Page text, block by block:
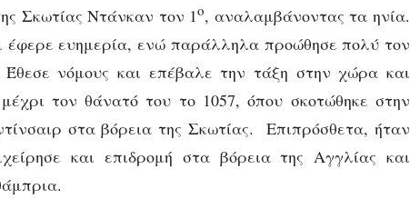
Σκωτίας Ντάνκαν τον 1ο, αναλαμβάνοντας τα ηνία.
έφερε ευημερία, ενώ παράλληλα προώθησε πολύ τον
Έθεσε νόμους και επέβαλε την τάξη στην χώρα και
τον θάνατό του το 1057, όπου σκοτώθηκε στην
στα βόρεια της Σκωτίας. Επιπρόσθετα, ήταν
και επιδρομή στα βόρεια της Αγγλίας και